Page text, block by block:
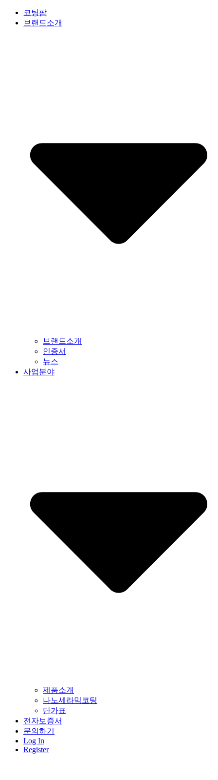
Skip
content
코팅팜
브랜드소개
브랜드소개
인증서
뉴스
사업분야
제품소개
나노세라믹코팅
단가표
전자보증서
문의하기
Log In
Register